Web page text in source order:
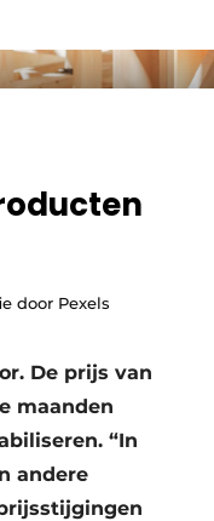
door Pexels
De prijs van
maanden
“In
andere